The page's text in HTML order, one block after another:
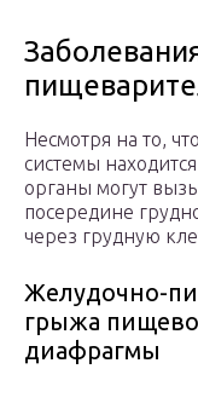
Несмотря на то,
системы
органы могут
посередине
через грудную
Желудочно-
грыжа
диафрагмы